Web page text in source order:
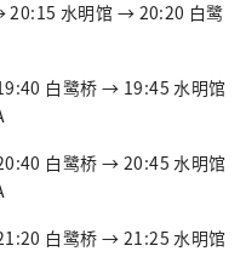
水明馆 → 20:20 白鹭
白鹭桥 → 19:45 水明馆
白鹭桥 → 20:45 水明馆
白鹭桥 → 21:25 水明馆